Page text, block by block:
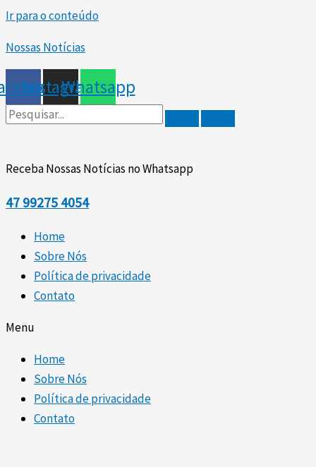
Ir para o conteúdo
Nossas Notícias
InstagramWhatsapp
Receba Nossas Notícias no Whatsapp
47 99275 4054
Home
Sobre Nós
Política de privacidade
Contato
Menu
Home
Sobre Nós
Política de privacidade
Contato